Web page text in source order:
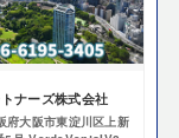
ナーズ株式会社
府大阪市東淀川区上新